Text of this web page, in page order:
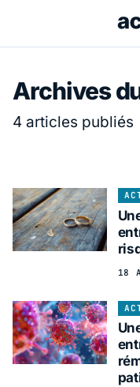
Archives
4 articles publiés
18